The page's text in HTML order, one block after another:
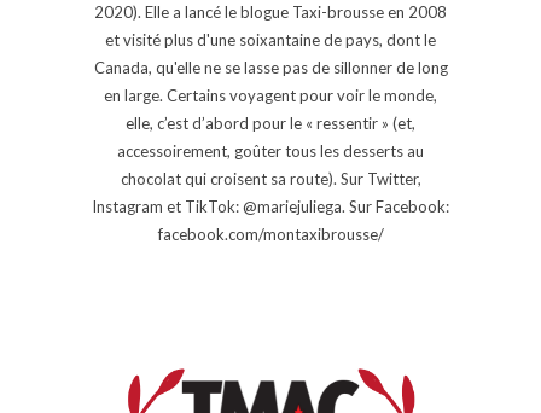
2020). Elle a lancé le blogue Taxi-brousse en 2008
et visité plus d'une soixantaine de pays, dont le
Canada, qu'elle ne se lasse pas de sillonner de long
en large. Certains voyagent pour voir le monde,
elle, c’est d’abord pour le « ressentir » (et,
accessoirement, goûter tous les desserts au
chocolat qui croisent sa route). Sur Twitter,
Instagram et TikTok: @mariejuliega. Sur Facebook:
facebook.com/montaxibrousse/